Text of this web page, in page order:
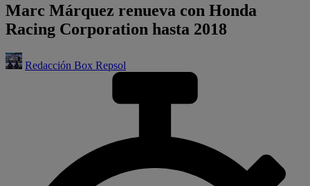
Marc Márquez renueva con Honda
Racing Corporation hasta 2018
Redacción Box Repsol